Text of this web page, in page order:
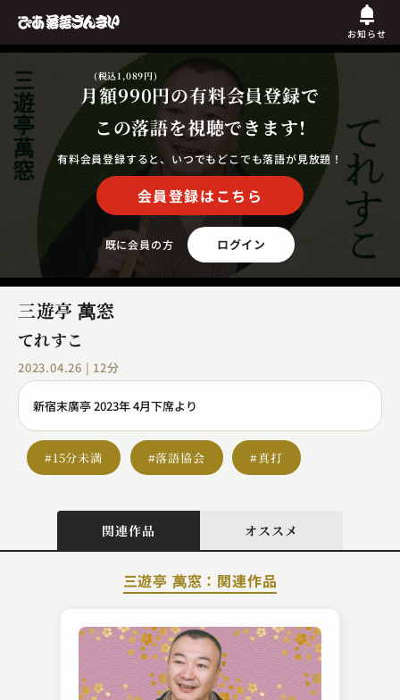
お知らせ
月額990円
(税込1,089円)
の有料会員登録で
この落語を視聴できます!
有料会員登録すると、いつでもどこでも落語が見放題！
会員登録はこちら
既に会員の方 ログイン
三遊亭 萬窓
てれすこ
2023.04.26 | 12分
新宿末廣亭 2023年 4月下席より
#15分未満 #落語協会 #真打
関連作品 オススメ
三遊亭 萬窓：関連作品